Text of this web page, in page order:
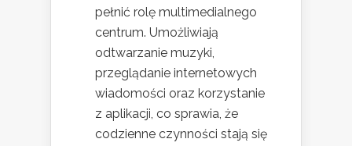
pełnić rolę multimedialnego
centrum. Umożliwiają
odtwarzanie muzyki,
przeglądanie internetowych
wiadomości oraz korzystanie
z aplikacji, co sprawia, że
codzienne czynności stają się